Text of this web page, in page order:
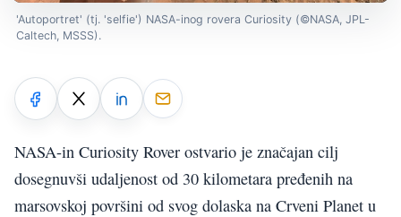
'Autoportret' (tj. 'selfie') NASA-inog rovera Curiosity (©NASA, JPL-
Caltech, MSSS).
NASA-in Curiosity Rover ostvario je značajan cilj
dosegnuvši udaljenost od 30 kilometara pređenih na
marsovskoj površini od svog dolaska na Crveni Planet u